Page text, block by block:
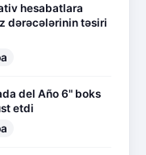
hesabatlara
dərəcələrinin təsiri
del Año 6" boks
etdi